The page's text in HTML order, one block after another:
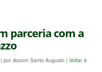
parceria com a
| por Ascom Santo Augusto | Voltar à